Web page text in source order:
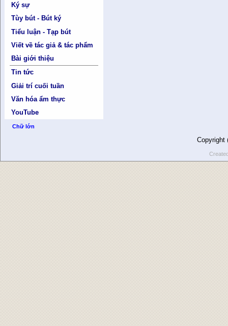
Ký sự
Tùy bút - Bút ký
Tiểu luận - Tạp bút
Viết về tác giả & tác phẩm
Bài giới thiệu
Tin tức
Giải trí cuối tuần
Văn hóa ẩm thực
YouTube
Chữ lớn
Copyright